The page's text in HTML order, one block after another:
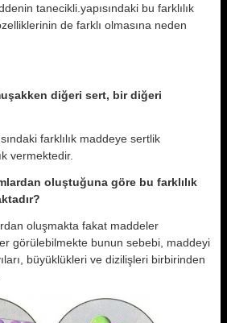
tanecikli.yapısındaki bu farklılık
de farklı olmasına neden
diğeri sert, bir diğeri
farklılık maddeye sertlik
vermektedir.
oluştuğuna göre bu farklılık
oluşmakta fakat maddeler
görülebilmekte bunun sebebi, maddeyi
büyüklükleri ve dizilişleri birbirinden